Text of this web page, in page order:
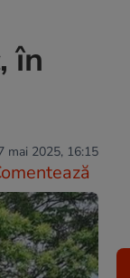
în
mai 2025, 16:15